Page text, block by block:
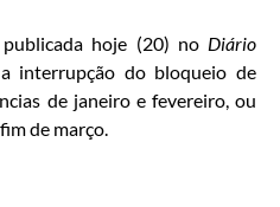
publicada hoje (20) no Diário
interrupção do bloqueio de
de janeiro e fevereiro, ou
de março.